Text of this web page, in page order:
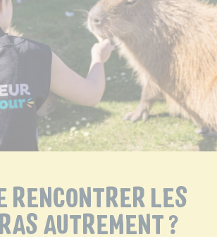
RENCONTRER LES
AUTREMENT ?